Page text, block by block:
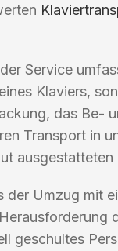
Service
Klaviers,
das Be-
Transport in
ausgestatteten
der Umzug mit
geschultes